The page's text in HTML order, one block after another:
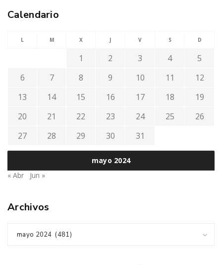
Calendario
mayo 2024
L M X J V S D
1 2 3 4
5
6
7 8 9 10 11
12
13
14 15 16 17 18
19
20
21 22 23 24 25
26
27
28 29 30 31
« Abr Jun »
Archivos
mayo 2024 (481)